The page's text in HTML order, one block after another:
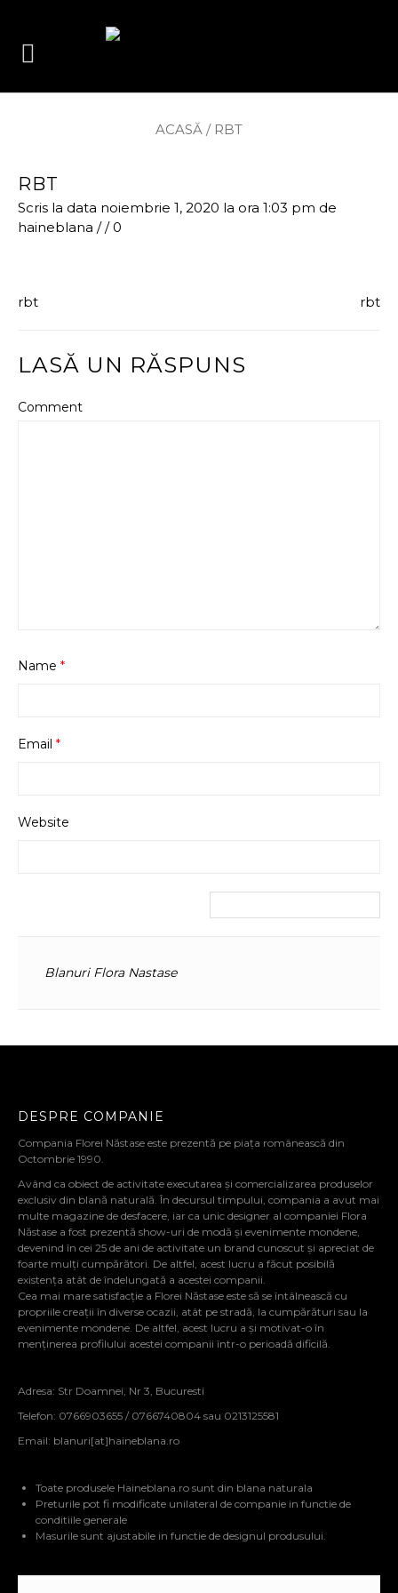
ACASĂ / RBT
RBT
Scris la data noiembrie 1, 2020 la ora 1:03 pm de
haineblana //0
rbt rbt
LASĂ UN RĂSPUNS
Comment
Name *
Email *
Website
Blanuri Flora Nastase
DESPRE COMPANIE
Compania Florei Năstase este prezentă pe piața românească din
Octombrie 1990.
Având ca obiect de activitate executarea și comercializarea produselor
exclusiv din blană naturală. În decursul timpului, compania a avut mai
multe magazine de desfacere, iar ca unic designer al companiei Flora
Năstase a fost prezentă show-uri de modă și evenimente mondene,
devenind în cei 25 de ani de activitate un brand cunoscut și apreciat de
foarte mulți cumpărători. De altfel, acest lucru a făcut posibilă
existența atât de îndelungată a acestei companii.
Cea mai mare satisfacție a Florei Năstase este să se întâlnească cu
propriile creații în diverse ocazii, atât pe stradă, la cumpărături sau la
evenimente mondene. De altfel, acest lucru a și motivat-o în
menținerea profilului acestei companii într-o perioadă dificilă.
Adresa: Str Doamnei, Nr 3, Bucuresti
Telefon: 0766903655 / 0766740804 sau 0213125581
Email: blanuri[at]haineblana.ro
Toate produsele Haineblana.ro sunt din blana naturala
Preturile pot fi modificate unilateral de companie in functie de
conditiile generale
Masurile sunt ajustabile in functie de designul produsului.